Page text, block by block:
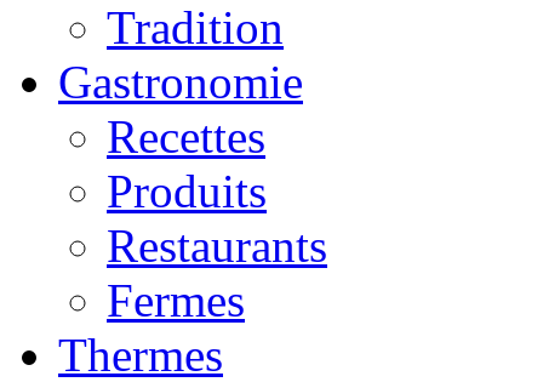
Tradition
Gastronomie
Recettes
Produits
Restaurants
Fermes
Thermes